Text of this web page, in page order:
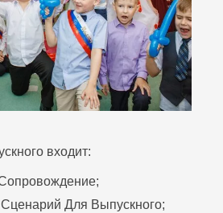
входит:
Для Выпускного;